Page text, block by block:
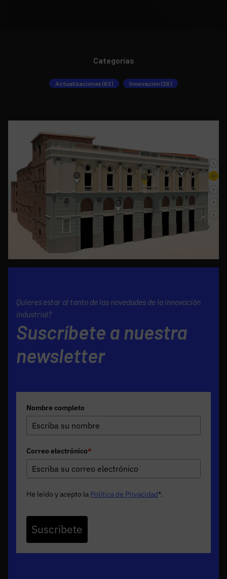
Categorías
Actualizaciones (63) Innovación (26)
Quieres estar al tanto de las novedades de la innovación
industrial?
Suscríbete a nuestra
newsletter
Nombre completo
Correo electrónico*
He leído y acepto la Política de Privacidad*.
Suscribete